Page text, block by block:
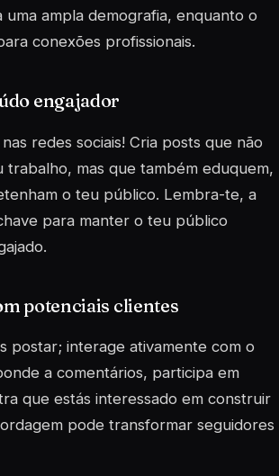
uma ampla demografia, enquanto o
conexões profissionais.
engajador
redes sociais! Cria posts que não
trabalho, mas que também eduquem,
o teu público. Lembra-te, a
para manter o teu público
potenciais clientes
postar; interage ativamente com o
a comentários, participa em
que estás interessado em construir
pode transformar seguidores